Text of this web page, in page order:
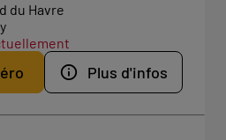
du Havre
Plus d'infos